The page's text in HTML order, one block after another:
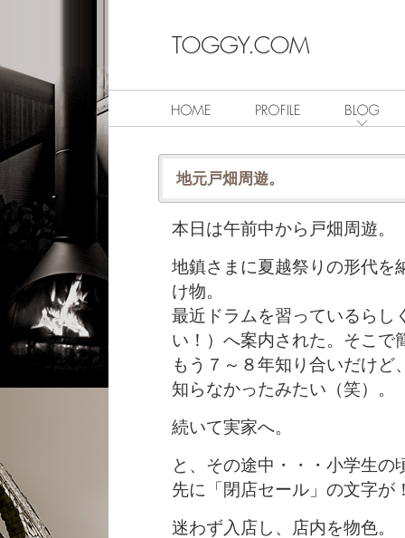
地元戸畑周遊。
本日は午前中から戸畑周遊。
地鎮さまに夏越祭りの形代を
け物。
最近ドラムを習っているらし
い！）へ案内された。そこで
もう７～８年知り合いだけど
知らなかったみたい（笑）。
続いて実家へ。
と、その途中・・・小学生の
先に「閉店セール」の文字が
迷わず入店し、店内を物色。